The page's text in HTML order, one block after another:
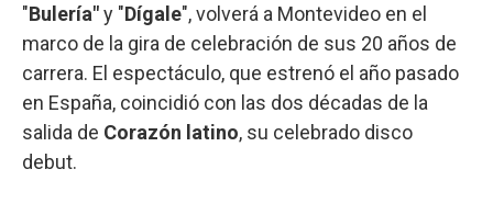
"Bulería"y "Dígale", volverá a Montevideo en el
marco de la gira de celebración de sus 20 años de
carrera. El espectáculo, que estrenó el año pasado
en España, coincidió con las dos décadas de la
salida de Corazón latino, su celebrado disco
debut.